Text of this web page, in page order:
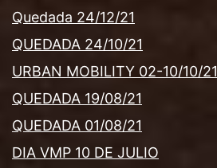
Quedada 24/12/21
QUEDADA 24/10/21
URBAN MOBILITY 02-10/10/21
QUEDADA 19/08/21
QUEDADA 01/08/21
DIA VMP 10 DE JULIO